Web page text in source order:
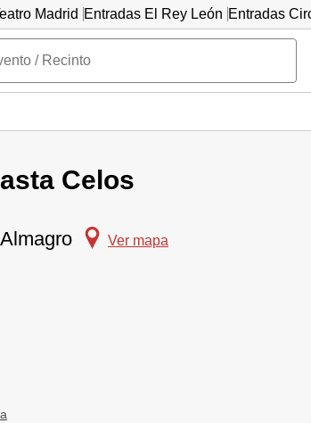
Madrid Entradas El Rey León Entradas
Celos
Ver mapa